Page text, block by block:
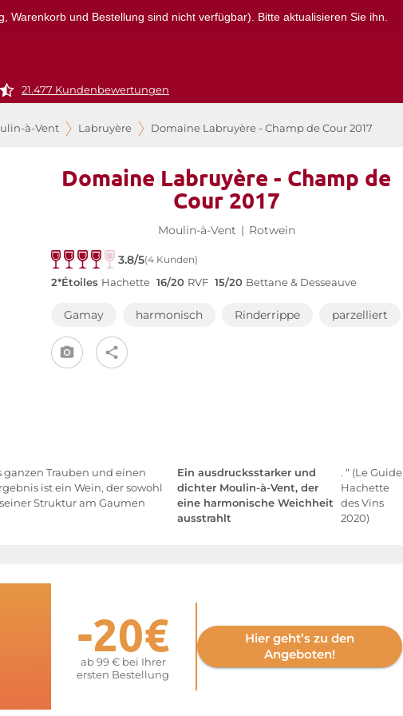
und Bestellung sind nicht verfügbar). Bitte aktualisieren Sie ihn.
21.477 Kundenbewertungen
à-Vent Labruyère Domaine Labruyère - Champ de Cour 2017
Domaine Labruyère - Champ de
Cour 2017
Moulin-à-Vent | Rotwein
3.8/5(4 Kunden)
2*Étoiles Hachette 16/20 RVF 15/20 Bettane & Desseauve
Gamay harmonisch Rinderrippe parzelliert
Trauben und einen
ist ein Wein, der sowohl
Struktur am Gaumen
Ein ausdrucksstarker und
dichter Moulin-à-Vent, der
eine harmonische Weichheit
ausstrahlt
. “ (Le Guide
Hachette
des Vins
2020)
-20€
ab 99 € bei Ihrer
ersten Bestellung
Hier geht’s zu den
Angeboten!